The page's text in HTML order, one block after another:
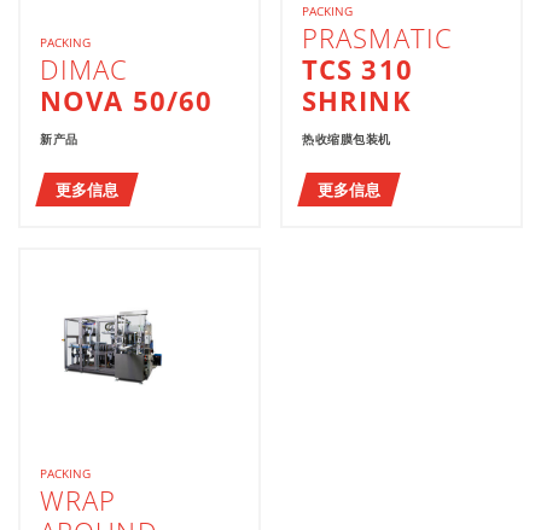
PACKING
DIMAC
NOVA 50/60
新产品
更多信息
PACKING
PRASMATIC
TCS 310
SHRINK
热收缩膜包装机
更多信息
PACKING
WRAP